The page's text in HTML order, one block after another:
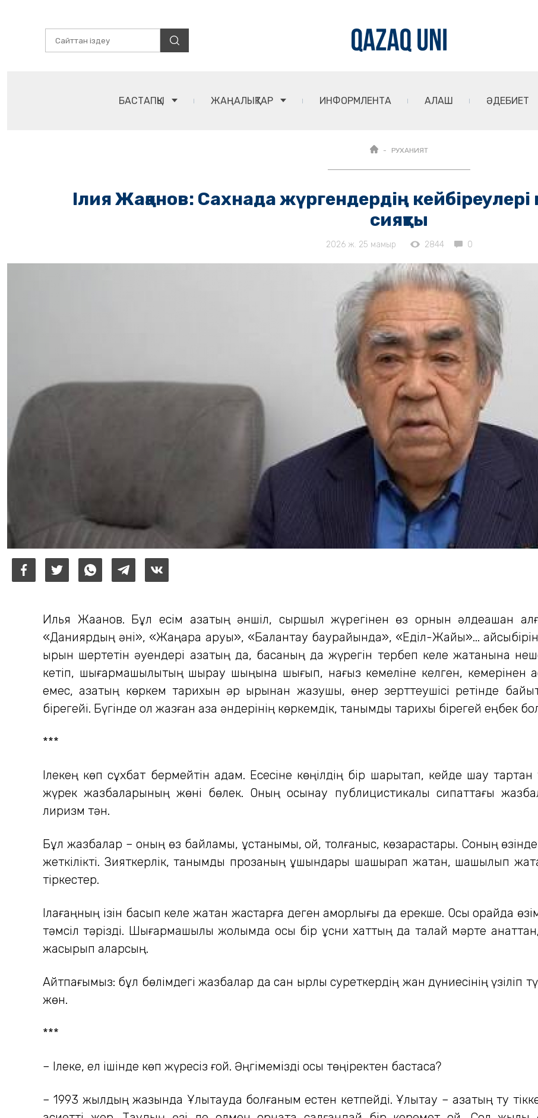
БАСТАПҚЫ ЖАҢАЛЫҚТАР ИНФОРМЛЕНТА АЛАШ ӘДЕБИЕТ
РУХАНИЯТ
Ілия Жақанов: Сахнада жүргендердің
сияқты
2026 ж. 25 мамыр 2844 0
Илья Жақанов. Бұл есім қазақтың әншіл, сыршыл жүрегінен өз орнын әлдеқашан
«Даниярдың әні», «Жаңарқа аруы», «Балқантау баурайында», «Еділ-Жайық»...
қырын шертетін әуендері қазақтың да, басқаның да жүрегін тербеп келе жатқанына
кетіп, шығармашылықтың шырқау шыңына шығып, нағыз кемеліне келген, кемерінен
емес, қазақтың көркем тарихын әр қырынан жазушы, өнер зерттеушісі ретінде
бірегейі. Бүгінде ол жазған қазақ әндерінің көркемдік, танымдық тарихы бірегей еңбек
***
Ілекең көп сұхбат бермейтін адам. Есесіне көңілдің бір шарықтап, кейде шау
жүрек жазбаларының жөні бөлек. Оның осынау публицистикалық сипаттағы
лиризм тән.
Бұл жазбалар – оның өз байламы, ұстанымы, ой, толғаныс, көзқарастары. Соның
жеткілікті. Зияткерлік, танымдық прозаның ұшқындары шашырап жатқан, шашылып
тіркестер.
Ілағаңның ізін басып келе жатқан жастарға деген қамқорлығы да ерекше. Осы орайда
тәмсіл тәрізді. Шығармашылық жолымда осы бір құсни хаттың да талай мәрте
жасырып қаларсың.
Айтпағымыз: бұл бөлімдегі жазбалар да сан қырлы суреткердің жан дүниесінің үзіліп
жөн.
***
– Ілеке, ел ішінде көп жүресіз ғой. Әңгімемізді осы төңіректен бастасақ?
– 1993 жылдың жазында Ұлытауда болғаным естен кетпейді. Ұлытау – қазақтың ту